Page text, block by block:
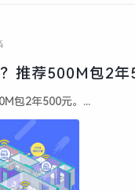
推荐500M包2年
包2年500元。...